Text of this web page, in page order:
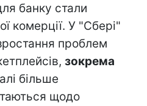
банку стали
комерції. У "Сбері"
проблем
зокрема
більше
щодо